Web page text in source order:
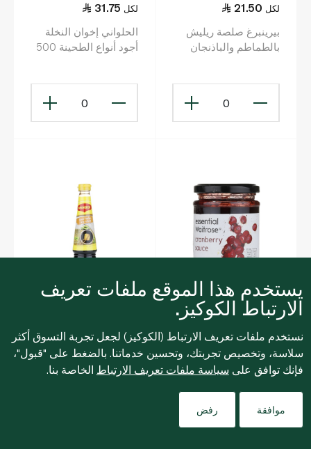
21.50 لكل
بيرينبرغ صلصة ريليش
بالطماطم والباذنجان
0
31.75 لكل
الحلواني إخوان النخلة
أجود أنواع الطحينة 500
0
29.75 لكل
ويتروز إسينشال صلصة
13.00 لكل
ماجي صلصة الصويا 300
يستخدم هذا الموقع ملفات تعريف
الارتباط الكوكيز.
نستخدم ملفات تعريف الارتباط (الكوكيز) لجعل تجربة التسوق أكثر
سلاسة، وتخصيص تجربتك، وتحسين خدماتنا. بالضغط على "قبول"،
فإنك توافق على سياسة ملفات تعريف الارتباط الخاصة بنا.
موافقة رفض